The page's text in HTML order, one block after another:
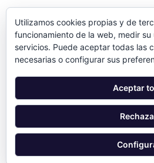
Utilizamos cookies propias y de
funcionamiento de la web, medir su
servicios. Puede aceptar todas las
necesarias o configurar sus
Aceptar